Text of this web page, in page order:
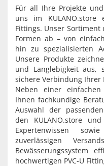
Für all Ihre Projekte
uns im KULANO.store
Fittings. Unser Sortiment
Formen ab – von
hin zu spezialisierten
Unsere Produkte
und Langlebigkeit aus,
sichere Verbindung Ihrer
Neben einer
Ihnen fachkundige
Auswahl der
den KULANO.store
Expertenwissen
zuverlässigen
Bewässerungssystem
hochwertigen PVC-U